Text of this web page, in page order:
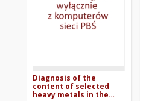
Diagnosis of the
content of selected
heavy metals in the